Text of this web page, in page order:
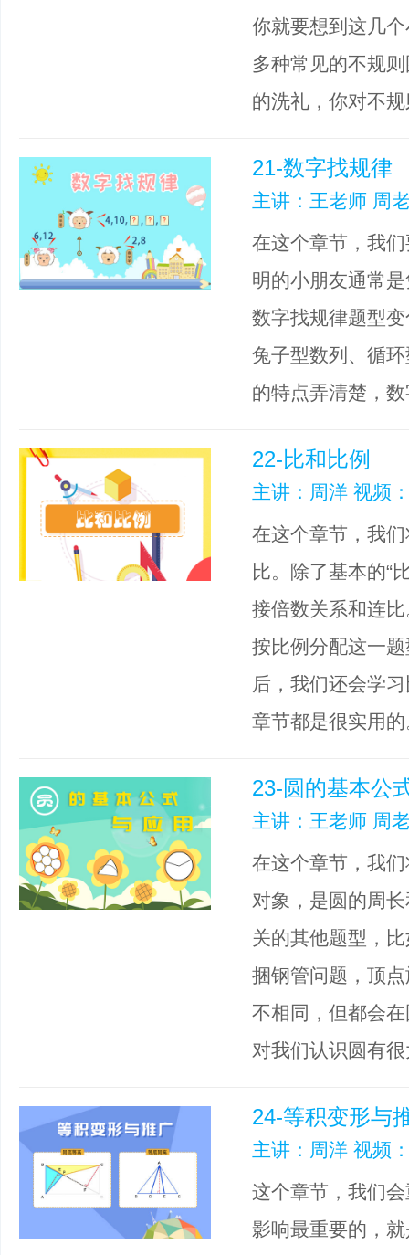
你就要想到这几
多种常见的不规
的洗礼，你对不
21-数字找规律
主讲：王老师 周
在这个章节，我
明的小朋友通常
数字找规律题型
兔子型数列、循
的特点弄清楚，
22-比和比例
主讲：周洋 视频
在这个章节，我
比。除了基本的“
接倍数关系和连
按比例分配这一题
后，我们还会学
章节都是很实用
23-圆的基本公
主讲：王老师 周
在这个章节，我
对象，是圆的周
关的其他题型，
捆钢管问题，顶
不相同，但都会
对我们认识圆有
24-等积变形与
主讲：周洋 视频
这个章节，我们
影响最重要的，